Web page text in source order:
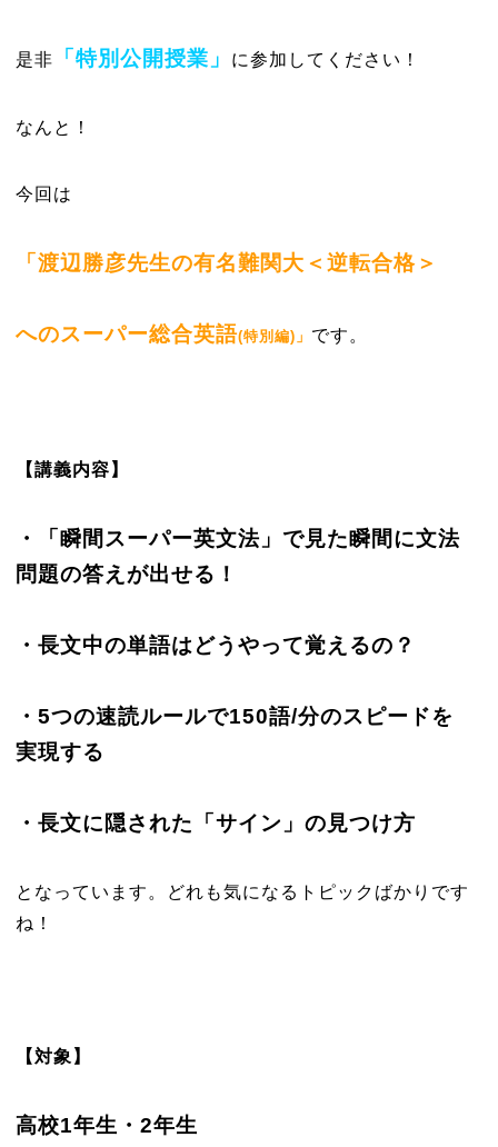
是非 「特別公開授業」 に参加してください！
なんと！
今回は
「渡辺勝彦先生の有名難関大＜逆転合格＞
へのスーパー総合英語(特別編)」 です。
【講義内容】
・「瞬間スーパー英文法」で見た瞬間に文法
問題の答えが出せる！
・長文中の単語はどうやって覚えるの？
・5つの速読ルールで150語/分のスピードを
実現する
・長文に隠された「サイン」の見つけ方
となっています。どれも気になるトピックばかりです
ね！
【対象】
高校1年生・2年生